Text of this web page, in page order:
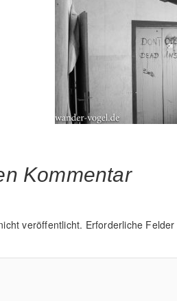
Kommentar
veröffentlicht. Erforderliche